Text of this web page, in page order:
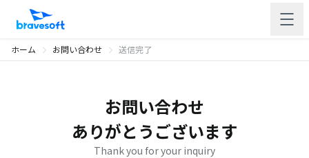
ホーム お問い合わせ 送信完了
お問い合わせ
ありがとうございます
Thank you for your inquiry